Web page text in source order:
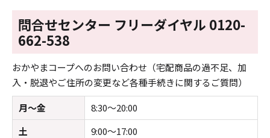
問合せセンター フリーダイヤル 0120-
662-538
おかやまコープへのお問い合わせ（宅配商品の過不足、加
入・脱退やご住所の変更など各種手続きに関するご質問）
月～金
8:30～20:00
土
9:00～17:00